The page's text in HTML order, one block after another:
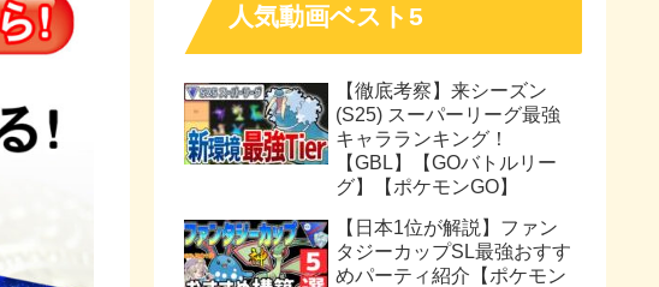
人気動画ベスト5
【徹底考察】来シーズン
(S25) スーパーリーグ最強
キャラランキング！
【GBL】【GOバトルリー
グ】【ポケモンGO】
【日本1位が解説】ファン
タジーカップSL最強おすす
めパーティ紹介【ポケモン